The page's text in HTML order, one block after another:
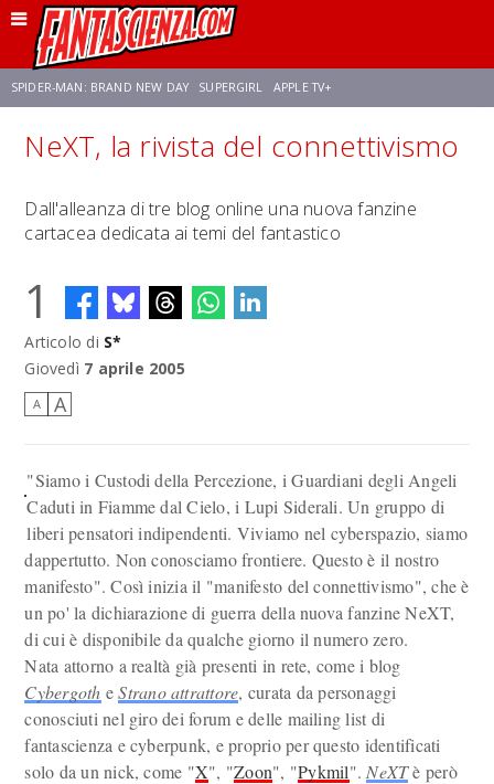
SPIDER-MAN: BRAND NEW DAY SUPERGIRL APPLE TV+
FRANCO RICCIARDIELLO ZENDAYA STAR TREK AVENGERS: DOOMSDAY
NETFLIX SADIE SINK STAR TREK: STRANGE NEW WORLDS
NeXT, la rivista del connettivismo
Dall'alleanza di tre blog online una nuova fanzine
cartacea dedicata ai temi del fantastico
1
Articolo di S*
Giovedì 7 aprile 2005
A A
"Siamo i Custodi della Percezione, i Guardiani degli Angeli
Caduti in Fiamme dal Cielo, i Lupi Siderali. Un gruppo di
liberi pensatori indipendenti. Viviamo nel cyberspazio, siamo
dappertutto. Non conosciamo frontiere. Questo è il nostro
manifesto". Così inizia il "manifesto del connettivismo", che è
un po' la dichiarazione di guerra della nuova fanzine NeXT,
di cui è disponibile da qualche giorno il numero zero.
Nata attorno a realtà già presenti in rete, come i blog
Cybergoth eStrano attrattore, curata da personaggi
conosciuti nel giro dei forum e delle mailing list di
fantascienza e cyberpunk, e proprio per questo identificati
solo da un nick, come "X", "Zoon", "Pykmil". NeXTè però